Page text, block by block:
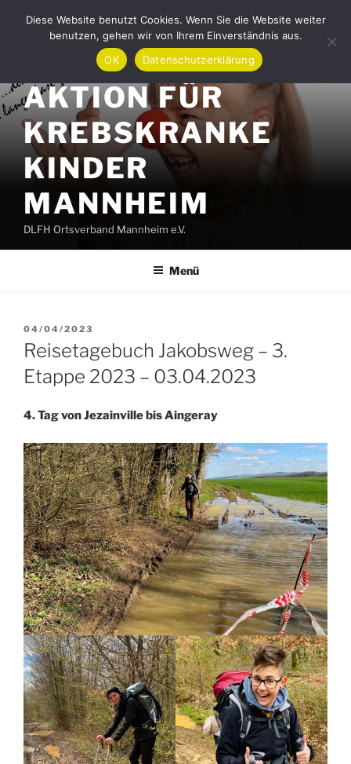
Inhalt
AKTION FÜR
KREBSKRANKE
KINDER
MANNHEIM
DLFH Ortsverband Mannheim e.V.
Menü
VERÖFFENTLICHT
AM
04/04/2023
Reisetagebuch Jakobsweg – 3.
Etappe 2023 – 03.04.2023
4. Tag von Jezainville bis Aingeray
Diese Website benutzt Cookies. Wenn Sie die Website weiter
benutzen, gehen wir von Ihrem Einverständnis aus.
OK
Datenschutzerklärung